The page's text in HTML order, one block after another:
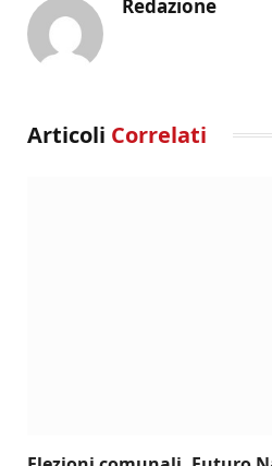
Redazione
Articoli Correlati